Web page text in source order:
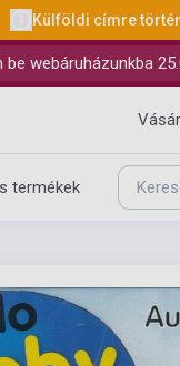
Külföldi címre
be webáruházunkba
termékek